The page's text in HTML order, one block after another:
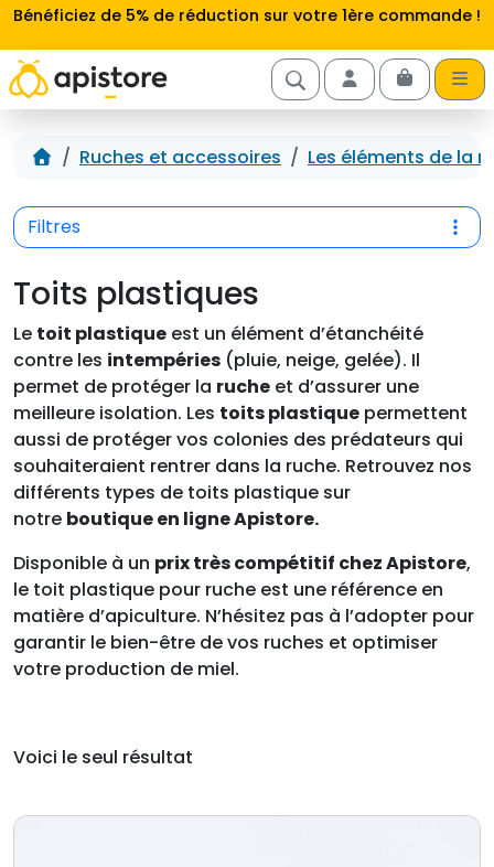
Aller au contenu
Bénéficiez de 5% de réduction sur votre 1ère commande !
Account
Cart
Accueil
Ruches et accessoires Les éléments de la
Filtres
Toits plastiques
Le toit plastique est un élément d’étanchéité
contre les intempéries (pluie, neige, gelée). Il
permet de protéger la ruche et d’assurer une
meilleure isolation. Les toits plastique permettent
aussi de protéger vos colonies des prédateurs qui
souhaiteraient rentrer dans la ruche. Retrouvez nos
différents types de toits plastique sur
notre boutique en ligne Apistore.
Disponible à un prix très compétitif chez Apistore,
le toit plastique pour ruche est une référence en
matière d’apiculture. N’hésitez pas à l’adopter pour
garantir le bien-être de vos ruches et optimiser
votre production de miel.
Voici le seul résultat